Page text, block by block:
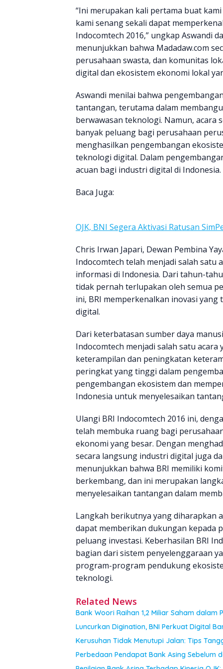
“Ini merupakan kali pertama buat
kami senang sekali dapat
Indocomtech 2016,” ungkap Aswandi
menunjukkan bahwa Madadaw.com
perusahaan swasta, dan komunitas
digital dan ekosistem ekonomi lokal
Aswandi menilai bahwa
tantangan, terutama dalam
berwawasan teknologi. Namun, acara
banyak peluang bagi perusahaan
menghasilkan pengembangan
teknologi digital. Dalam
acuan bagi industri digital di Indonesia.
Baca Juga:
OJK, BNI Segera Aktivasi Ratusan
Chris Irwan Japari, Dewan Pembina
Indocomtech telah menjadi salah
informasi di Indonesia. Dari tahun-
tidak pernah terlupakan oleh semua
ini, BRI memperkenalkan inovasi
digital.
Dari keterbatasan sumber daya
Indocomtech menjadi salah satu
keterampilan dan peningkatan
peringkat yang tinggi dalam
pengembangan ekosistem dan
Indonesia untuk menyelesaikan
Ulangi BRI Indocomtech 2016 ini,
telah membuka ruang bagi
ekonomi yang besar. Dengan
secara langsung industri digital juga
menunjukkan bahwa BRI memiliki
berkembang, dan ini merupakan
menyelesaikan tantangan dalam
Langkah berikutnya yang
dapat memberikan dukungan kepada
peluang investasi. Keberhasilan BRI
bagian dari sistem penyelenggaraan
program-program pendukung
teknologi.
Related News
Bank Woori Raihan 1,2 Miliar Saham dalam
Luncurkan Digination, BNI Perkuat Digital
Kerusuhan Tidak Menutupi Jalan: Tips
Perbedaan Pendapat Bank Asing Sebelum